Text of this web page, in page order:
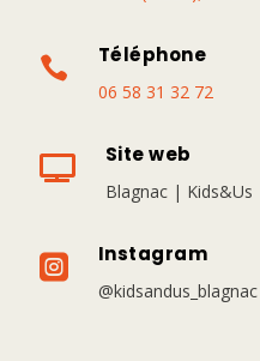
 Téléphone
06 58 31 32 72
 Site web
Blagnac | Kids&Us
 Instagram
@kidsandus_blagnac